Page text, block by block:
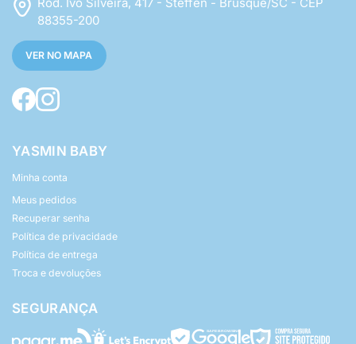
88355-200
VER NO MAPA
YASMIN BABY
Minha conta
Meus pedidos
Recuperar senha
Política de privacidade
Política de entrega
Troca e devoluções
SEGURANÇA